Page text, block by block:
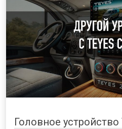
Головное устройство